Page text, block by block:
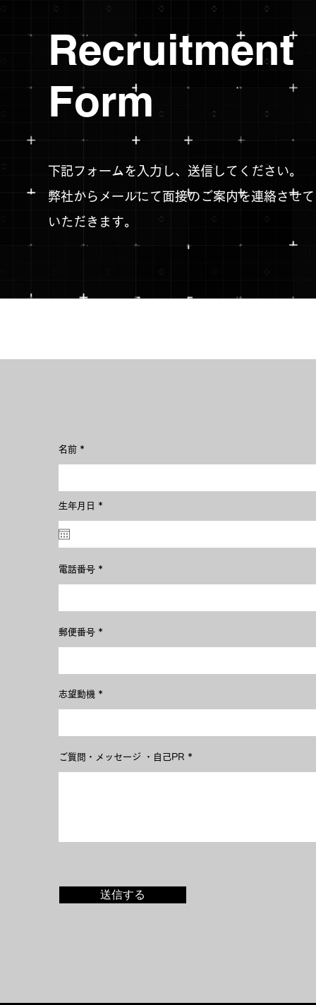
Recruitment
Form
下記フォームを入力し、送信してください。
弊社からメールにて面接のご案内を連絡させて
いただきます。
名前
生年月日 *
q
r
電話番号
郵便番号
志望動機
ご質問・メッセージ ・自己PR
送信する